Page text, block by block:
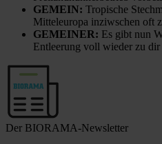
GEMEIN: Tropische
Mitteleuropa inziwschen oft
GEMEINER: Es gibt nun
Entleerung voll wieder zu
Der BIORAMA-Newsletter